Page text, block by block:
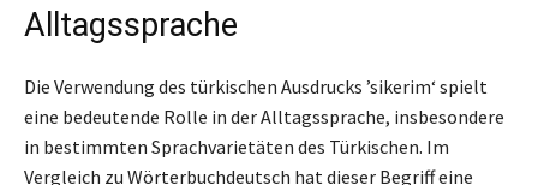
Alltagssprache
Die Verwendung des türkischen Ausdrucks ’sikerim‘ spielt
eine bedeutende Rolle in der Alltagssprache, insbesondere
in bestimmten Sprachvarietäten des Türkischen. Im
Vergleich zu Wörterbuchdeutsch hat dieser Begriff eine